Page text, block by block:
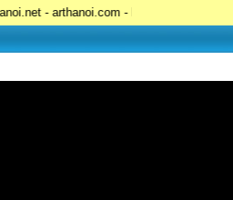
- ktshanoi.net